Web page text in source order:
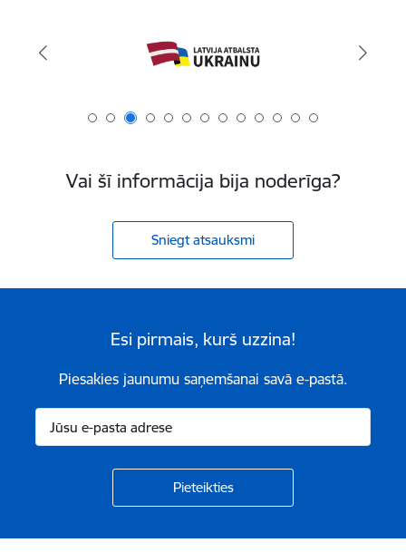
Vai šī informācija bija noderīga?
Sniegt atsauksmi
Esi pirmais, kurš uzzina!
Piesakies jaunumu saņemšanai savā e-pastā.